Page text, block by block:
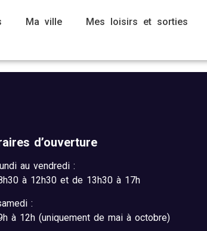
Ma ville Mes loisirs et sorties
d’ouverture
au vendredi :
à 12h30 et de 13h30 à 17h
:
à 12h (uniquement de mai à octobre)